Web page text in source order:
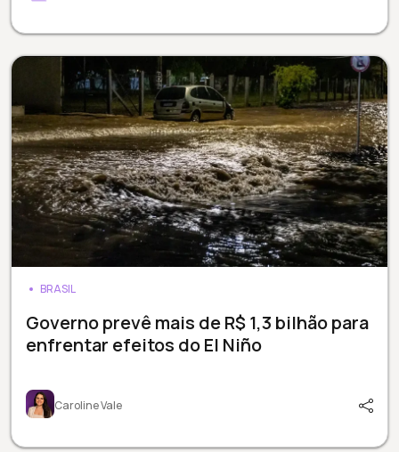
BRASIL
Governo prevê mais de R$ 1,3 bilhão para
enfrentar efeitos do El Niño
Caroline Vale